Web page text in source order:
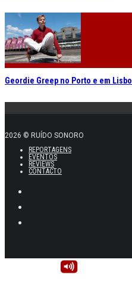
Geordie Greep no Porto e em
2026 © RUÍDO SONORO
REPORTAGENS
EVENTOS
REVIEWS
CONTACTO